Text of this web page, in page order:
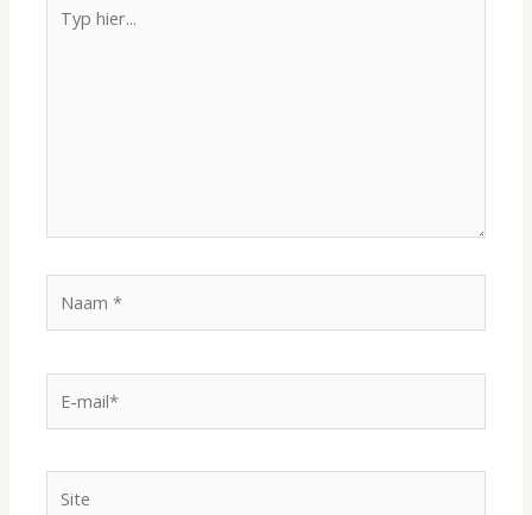
hier...
mail*